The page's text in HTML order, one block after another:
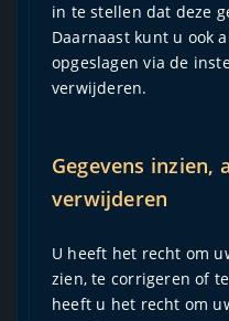
in te stellen dat deze
Daarnaast kunt u ook
opgeslagen via de
verwijderen.
Gegevens inzien,
verwijderen
U heeft het recht om
zien, te corrigeren of
heeft u het recht om